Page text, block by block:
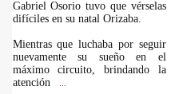
Gabriel Osorio tuvo que vérselas
difíciles en su natal Orizaba.
Mientras que luchaba por seguir
nuevamente su sueño en el
máximo circuito, brindando la
atención